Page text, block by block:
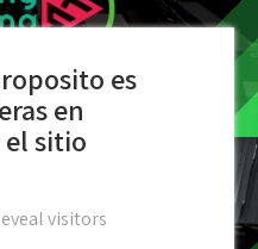
es
en
el sitio
visitors